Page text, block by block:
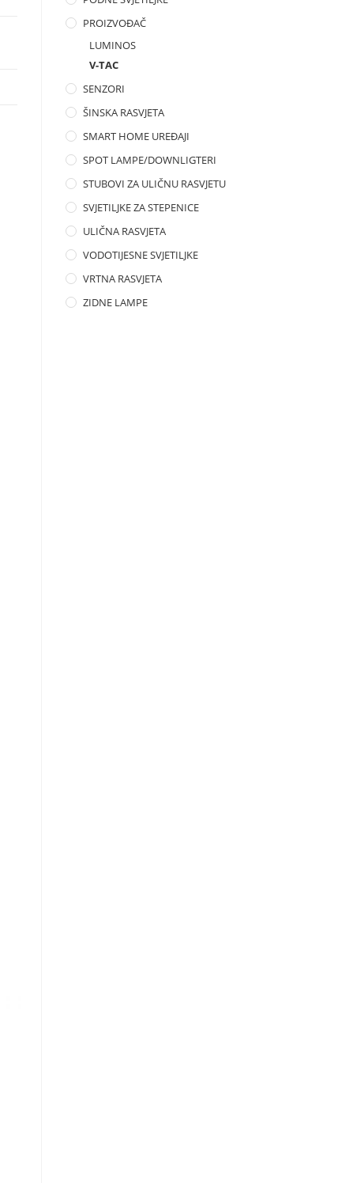
PROIZVOĐAČ
LUMINOS
V-TAC
SENZORI
ŠINSKA RASVJETA
SMART HOME UREĐAJI
SPOT LAMPE/DOWNLIGTERI
STUBOVI ZA ULIČNU RASVJETU
SVJETILJKE ZA STEPENICE
ULIČNA RASVJETA
VODOTIJESNE SVJETILJKE
VRTNA RASVJETA
ZIDNE LAMPE